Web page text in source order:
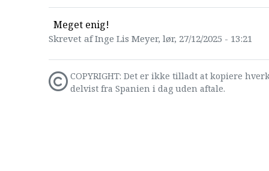
Meget enig!
Skrevet af Inge Lis Meyer, lør, 27/12/2025 - 13:21
COPYRIGHT: Det er ikke tilladt at kopiere
delvist fra Spanien i dag uden aftale.